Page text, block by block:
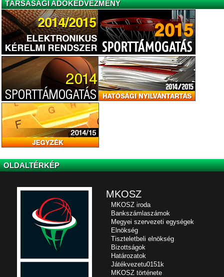
TÁRSASÁGI ADÓKEDVEZMÉNY
OLDALTÉRKÉP
MKOSZ
MKOSZ iroda
Bankszámlaszámok
Megyei szervezeti egységek
Elnökség
Tiszteletbeli elnökség
Bizottságok
Határozatok
Játékvezetu0151k
MKOSZ története